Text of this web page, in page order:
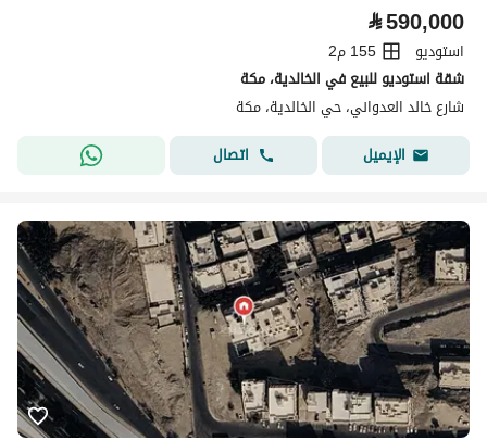
⃁590,000
استوديو
155 م2
شقة استوديو للبيع في الخالدية، مكة
شارع خالد العدواني، حي الخالدية، مكة
الإيميل
اتصال